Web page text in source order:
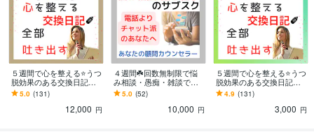
普通自動車第一種運転免許 取得年 : 1999年
その他ツール
ソーシャルワーク:21年 うつ経験:13年ココナラ出品:5年
音声配信:3年
ギター弾き語り 永遠の初心者:27年シータヒーリング®︎:1年
得意分野
悩み相談・カウンセリング お悩み相談・話し相手・愚痴聞き
考え方のクセ診断 交換日記（１週間〜） 認知行動療法
問題解決技能法
５週間で心を整える⭐うつ
脱効果のある交換日記し
ます 【通常版】気持ちを
吐き出す、習慣化❗
5.0 (131)
12,000 円
４週間☘️回数無制限で悩
み相談・愚痴・雑談でき
ます 『対面や電話よりチ
ャット派』向け☘️カウン
セリングのサブスク
5.0 (52)
10,000 円
５週間で心を整える⭐うつ
脱効果のある交換日記し
ます 【１週間お試し版】
気持ちを吐き出す、習慣
4.9 (131)
3,000 円